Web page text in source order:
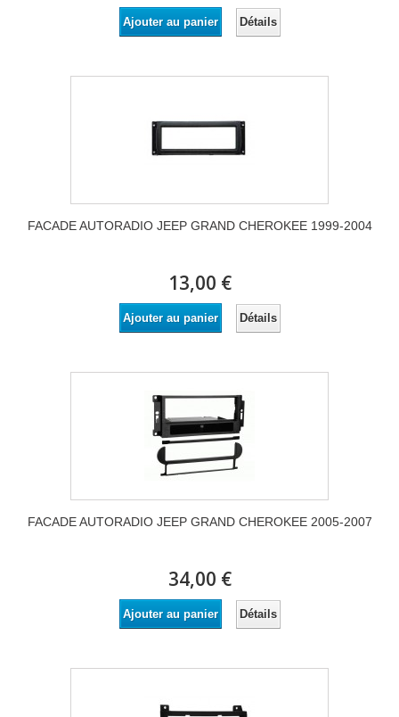
Ajouter au panier Détails
FACADE AUTORADIO JEEP GRAND CHEROKEE 1999-2004
13,00 €
Ajouter au panier Détails
FACADE AUTORADIO JEEP GRAND CHEROKEE 2005-2007
34,00 €
Ajouter au panier Détails